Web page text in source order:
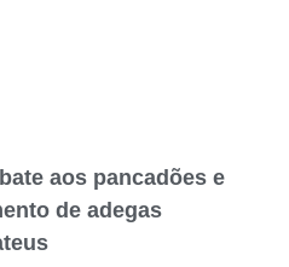
aos pancadões e
de adegas